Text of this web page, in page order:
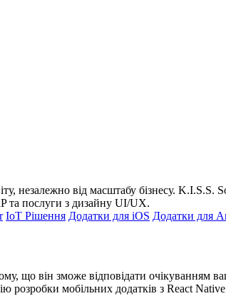
незалежно від масштабу бізнесу.
та послуги з дизайну UI/UX.
IoT Рішення Додатки для iOS Додатки для
що він зможе відповідати очікуванням
розробки мобільних додатків з React